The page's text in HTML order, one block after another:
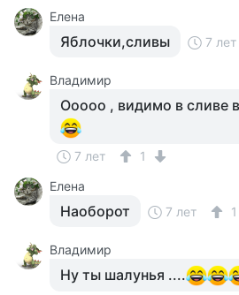
Елена
Яблочки,сливы 7 лет
Владимир
Ооооо , видимо в сливе
7 лет
1
Елена
Наоборот 7 лет 1
Владимир
Ну ты шалунья ....